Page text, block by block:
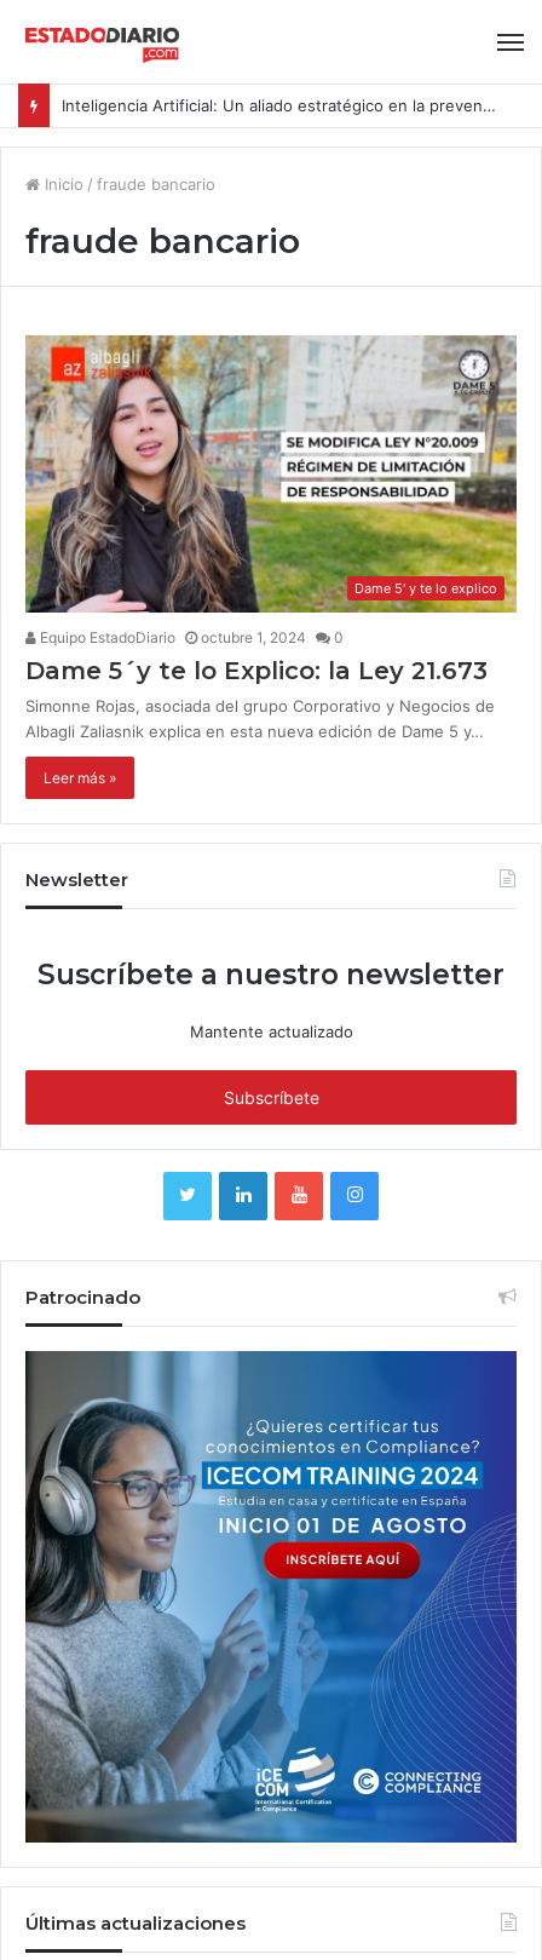
Inteligencia Artificial: Un aliado estratégico en la prevención del acoso y la violencia laboral bajo la Ley Karin
Inicio / fraude bancario
fraude bancario
Dame 5' y te lo explico
Equipo EstadoDiario octubre 1, 2024 0
Dame 5´y te lo Explico: la Ley 21.673
Simonne Rojas, asociada del grupo Corporativo y Negocios de
Albagli Zaliasnik explica en esta nueva edición de Dame 5 y…
Leer más »
Newsletter
Suscríbete a nuestro newsletter
Mantente actualizado
Patrocinado
Últimas actualizaciones